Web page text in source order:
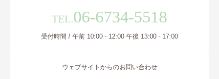
TEL.06-6734-5518
受付時間 / 午前 10:00 - 12:00 午後 13:00 - 17:00
ウェブサイトからのお問い合わせ